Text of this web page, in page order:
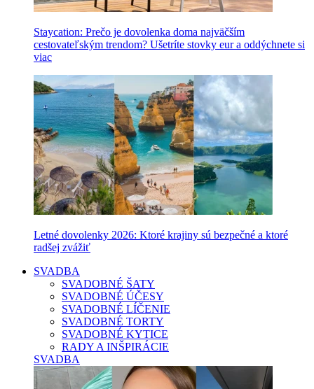
Staycation: Prečo je dovolenka doma najväčším
cestovateľským trendom? Ušetríte stovky eur a oddýchnete si
viac
Letné dovolenky 2026: Ktoré krajiny sú bezpečné a ktoré
radšej zvážiť
SVADBA
SVADOBNÉ ŠATY
SVADOBNÉ ÚČESY
SVADOBNÉ LÍČENIE
SVADOBNÉ TORTY
SVADOBNÉ KYTICE
RADY A INŠPIRÁCIE
SVADBA